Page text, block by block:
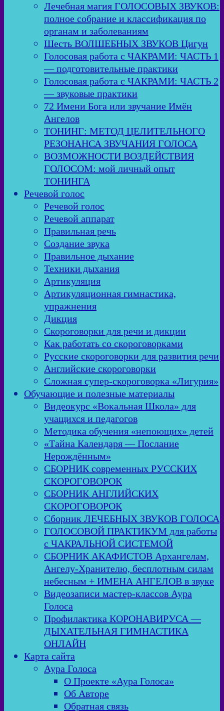
Лечебная магия ГОЛОСОВЫХ ЗВУКОВ:
полное собрание и классификация по
органам и заболеваниям
Шесть ВОЛШЕБНЫХ ЗВУКОВ Цигун
Голосовая работа с ЧАКРАМИ: ЧАСТЬ 1
— подготовительные практики
Голосовая работа с ЧАКРАМИ: ЧАСТЬ 2
— звуковые практики
72 Имени Бога или звучание Имён
Ангелов
ТОНИНГ: МЕТОД ЦЕЛИТЕЛЬНОГО
РЕЗОНАНСА ЗВУЧАНИЯ ГОЛОСА
ВОЗМОЖНОСТИ ВОЗДЕЙСТВИЯ
ГОЛОСОМ: мой личный опыт
ТОНИНГА
Речевой голос
Речевой голос
Речевой аппарат
Правильная речь
Создание звука
Правильное дыхание
Техники дыхания
Артикуляция
Артикуляционная гимнастика,
упражнения
Дикция
Скороговорки для речи и дикции
Как работать со скороговорками
Русские скороговорки для развития речи
Английские скороговорки
Сложная супер-скороговорка «Лигурия»
Обучающие и полезные материалы
Видеокурс «Вокальная Школа» для
учащихся и педагогов
Методика обучения «непоющих» детей
«Тайна Календаря — Послание
Нерождённым»
СБОРНИК современных РУССКИХ
СКОРОГОВОРОК
СБОРНИК АНГЛИЙСКИХ
СКОРОГОВОРОК
Сборник ЛЕЧЕБНЫХ ЗВУКОВ ГОЛОСА
ГОЛОСОВОЙ ПРАКТИКУМ для работы
с ЧАКРАЛЬНОЙ СИСТЕМОЙ
СБОРНИК АКАФИСТОВ Архангелам,
Ангелу-Хранителю, бесплотным силам
небесным + ИМЕНА АНГЕЛОВ в звуке
Видеозаписи мастер-классов Аура
Голоса
Профилактика КОРОНАВИРУСА —
ДЫХАТЕЛЬНАЯ ГИМНАСТИКА
ОНЛАЙН
Карта сайта
Аура Голоса
О Проекте «Аура Голоса»
Об Авторе
Обратная связь